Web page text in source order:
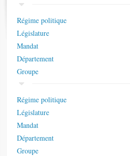
Régime politique
Législature
Mandat
Département
Groupe
Régime politique
Législature
Mandat
Département
Groupe